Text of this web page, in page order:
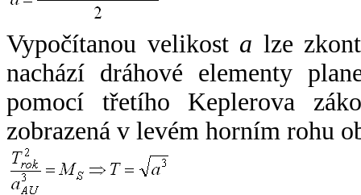
Vypočítanou velikost a lze
nachází dráhové elementy
pomocí třetího Keplerova
zobrazená v levém horním rohu